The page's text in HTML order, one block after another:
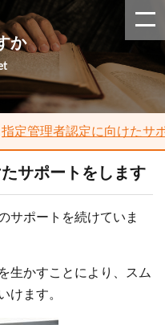
か
指定管理者認定に向けたサ
サポートをします
サポートを続けていま
生かすことにより、スム
けます。